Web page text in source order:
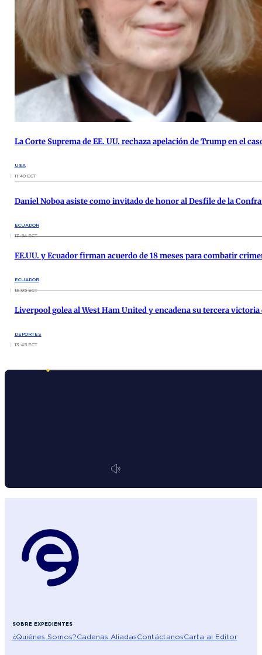
La Corte Suprema de EE. UU. rechaza apelación de Trump en el
USA
11:40 ECT
Daniel Noboa asiste como invitado de honor al Desfile de la
ECUADOR
17:54 ECT
EE.UU. y Ecuador firman acuerdo de 18 meses para combatir
ECUADOR
13:05 ECT
Liverpool golea al West Ham United y encadena su tercera
DEPORTES
13:45 ECT
SOBRE EXPEDIENTES
¿Quiénes Somos?Cadenas AliadasContáctanosCarta al Editor